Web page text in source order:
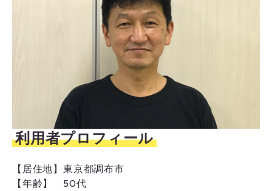
利用者プロフィール
【居住地】 東京都調布市
【年齢】
50代